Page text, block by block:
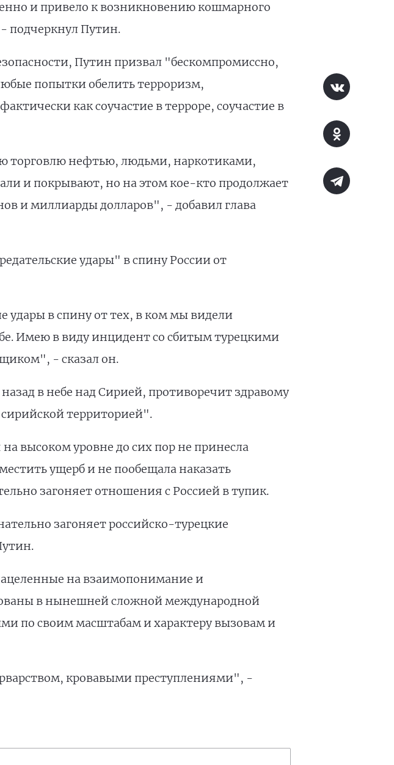
и привело к возникновению кошмарного
подчеркнул Путин.
Путин призвал "бескомпромиссно,
попытки обелить терроризм,
как соучастие в терроре, соучастие в
торговлю нефтью, людьми, наркотиками,
и покрывают, но на этом кое-кто продолжает
и миллиарды долларов", - добавил глава
удары" в спину России от
в спину от тех, в ком мы видели
Имею в виду инцидент со сбитым турецкими
- сказал он.
в небе над Сирией, противоречит здравому
территорией".
высоком уровне до сих пор не принесла
ущерб и не пообещала наказать
загоняет отношения с Россией в тупик.
загоняет российско-турецкие
на взаимопонимание и
в нынешней сложной международной
по своим масштабам и характеру вызовам и
кровавыми преступлениями", -